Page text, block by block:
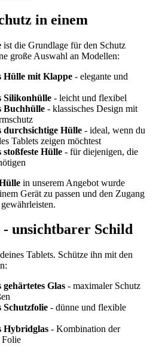
in einem
ist die Grundlage für den Schutz
große Auswahl an Modellen:
Hülle mit Klappe - elegante und
Silikonhülle - leicht und flexibel
Buchhülle - klassisches Design mit
durchsichtige Hülle - ideal, wenn du
Tablets zeigen möchtest
stoßfeste Hülle - für diejenigen, die
in unserem Angebot wurde
Gerät zu passen und den Zugang
unsichtbarer Schild
Tablets. Schütze ihn mit den
Glas - maximaler Schutz
Schutzfolie - dünne und flexible
Hybridglas - Kombination der
Folie